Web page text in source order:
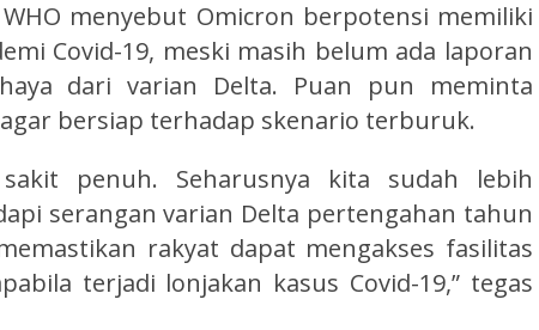
menyebut Omicron berpotensi memiliki
Covid-19, meski masih belum ada laporan
dari varian Delta. Puan pun meminta
bersiap terhadap skenario terburuk.
penuh. Seharusnya kita sudah lebih
serangan varian Delta pertengahan tahun
rakyat dapat mengakses fasilitas
terjadi lonjakan kasus Covid-19,” tegas